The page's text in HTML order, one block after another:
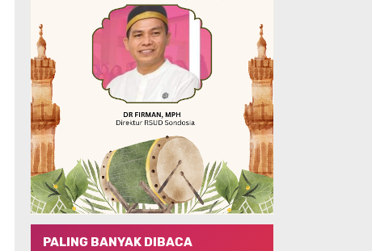
PALING BANYAK DIBACA